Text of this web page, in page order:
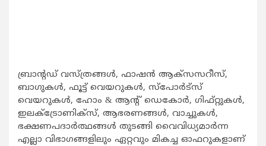
ബ്രാന്റഡ് വസ്ത്രങ്ങള്‍, ഫാഷന്‍ ആക്‌സസറീസ്,
ബാഗുകള്‍, ഫൂട്ട് വെയറുകള്‍, സ്‌പോര്‍ട്‌സ്
വെയറുകള്‍, ഹോം & ആന്റ് ഡെകോര്‍, ഗിഫ്റ്റുകള്‍,
ഇലക്ട്രോണിക്‌സ്, ആഭരണങ്ങള്‍, വാച്ചുകള്‍,
ഭക്ഷണപദാര്‍ത്ഥങ്ങള്‍ തുടങ്ങി വൈവിധ്യമാര്‍ന്ന
എല്ലാ വിഭാഗങ്ങളിലും ഏറ്റവും മികച്ച ഓഫറുകളാണ്